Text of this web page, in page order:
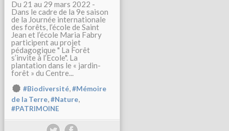
Du 21 au 29 mars 2022 -
Dans le cadre de la 9e saison
de la Journée internationale
des forêts, l’école de Saint
Jean et l’école Maria Fabry
participent au projet
pédagogique " La Forêt
s’invite à l’Ecole". La
plantation dans le « jardin-
forêt » du Centre...
#Biodiversité,#Mémoire
de la Terre,#Nature,
#PATRIMOINE